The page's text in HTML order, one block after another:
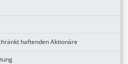
haftenden Aktionäre